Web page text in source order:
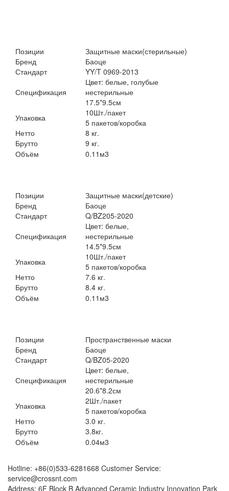
Позиции
Защитные маски(стерильные)
Бренд
Баоце
Стандарт
YY/T 0969-2013
Спецификация
Цвет: белые, голубые
нестерильные
17.5*9.5см
Упаковка
10Шт./пакет
5 пакетов/коробка
Нетто
8 кг.
Брутто
9 кг.
Объём
0.11м3
Позиции
Защитные маски(детские)
Бренд
Баоце
Стандарт
Q/BZ205-2020
Спецификация
Цвет: белые,
нестерильные
14.5*9.5см
Упаковка
10Шт./пакет
5 пакетов/коробка
Нетто
7.6 кг.
Брутто
8.4 кг.
Объём
0.11м3
Позиции
Пространственные маски
Бренд
Баоце
Стандарт
Q/BZ05-2020
Спецификация
Цвет: белые,
нестерильные
20.6*8.2см
Упаковка
2Шт./пакет
5 пакетов/коробка
Нетто
3.0 кг.
Брутто
3.8кг.
Объём
0.04м3
Hotline: +86(0)533-6281668 Customer Service:
service@crossnt.com
Address: 6F Block B Advanced Ceramic Industry Innovation Park